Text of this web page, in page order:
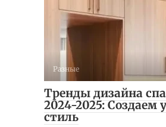
Разные
Тренды дизайна
2024-2025: Создаем
стиль